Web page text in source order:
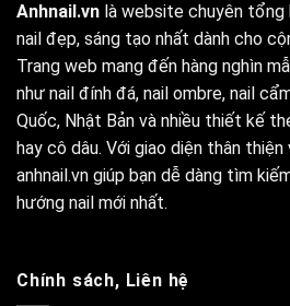
Anhnail.vn là website chuyên tổng
nail đẹp, sáng tạo nhất dành cho
Trang web mang đến hàng nghìn
như nail đính đá, nail ombre, nail
Quốc, Nhật Bản và nhiều thiết kế
hay cô dâu. Với giao diện thân thiện
anhnail.vn giúp bạn dễ dàng tìm
hướng nail mới nhất.
Chính sách, Liên hệ